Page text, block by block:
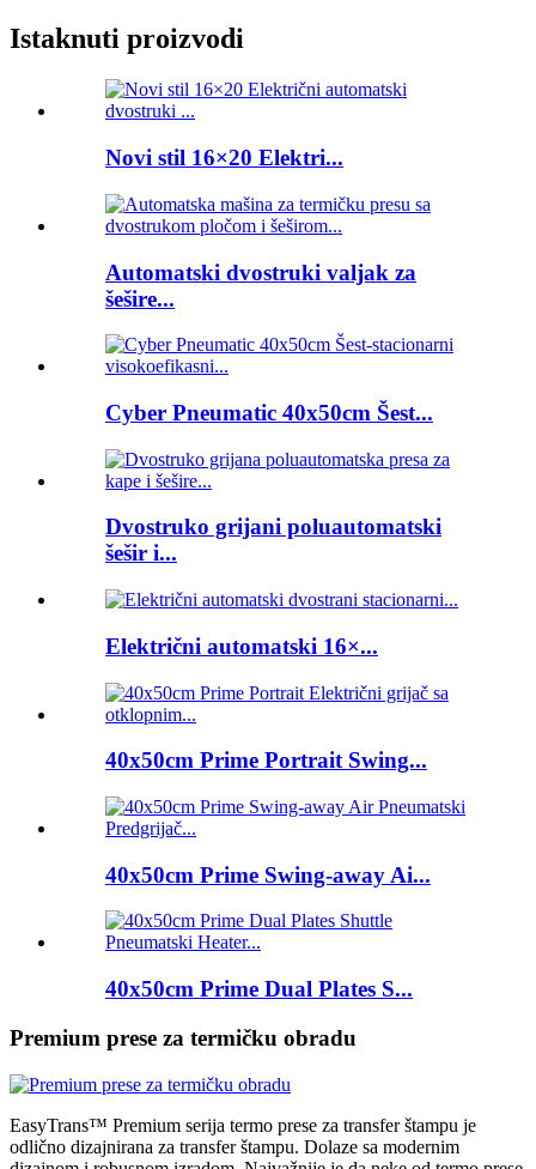
Istaknuti proizvodi
Novi stil 16×20 Elektri...
Automatski dvostruki valjak za
šešire...
Cyber ​​Pneumatic 40x50cm Šest...
Dvostruko grijani poluautomatski
šešir i...
Električni automatski 16×...
40x50cm Prime Portrait Swing...
40x50cm Prime Swing-away Ai...
40x50cm Prime Dual Plates S...
Premium prese za termičku obradu
EasyTrans™ Premium serija termo prese za transfer štampu je
odlično dizajnirana za transfer štampu. Dolaze sa modernim